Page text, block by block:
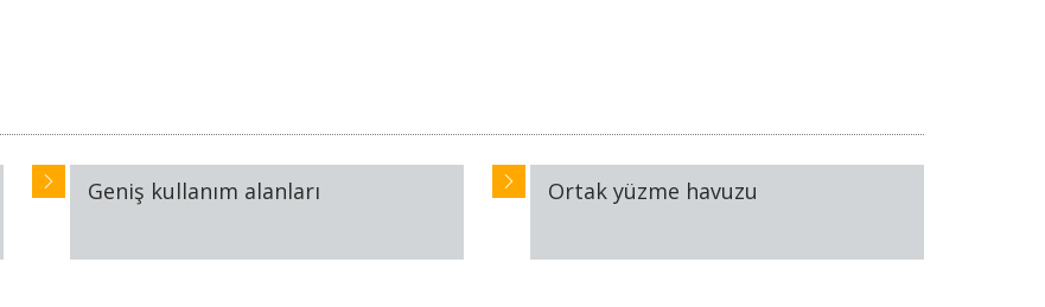
Geniş kullanım alanları Ortak yüzme havuzu